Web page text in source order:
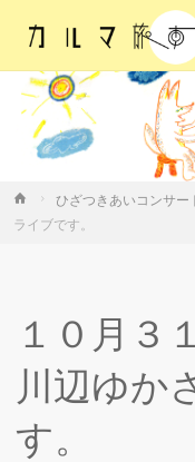
ホ
ー
ひざつきあいコンサー
ライブです。
１０月３
川辺ゆか
す。